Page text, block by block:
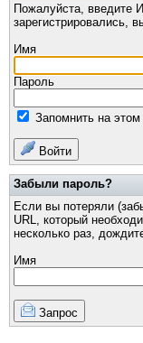
Пожалуйста, введите
зарегистрировались,
Имя
Пароль
Запомнить на
Войти
Забыли пароль?
Если вы потеряли
URL, который
несколько раз,
Имя
Запрос